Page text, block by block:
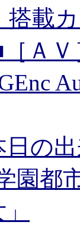
搭載
［Ａ
日の
園都